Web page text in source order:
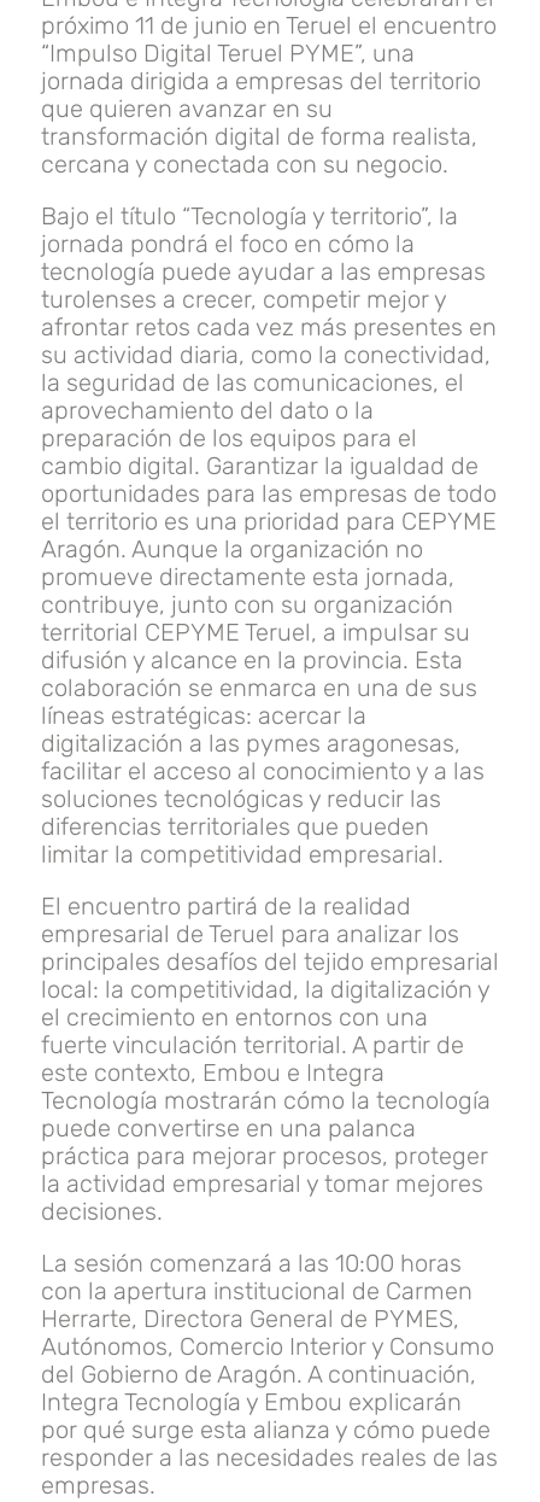
próximo 11 de junio en Teruel el encuentro
“Impulso Digital Teruel PYME”, una
jornada dirigida a empresas del territorio
que quieren avanzar en su
transformación digital de forma realista,
cercana y conectada con su negocio.
Bajo el título “Tecnología y territorio”, la
jornada pondrá el foco en cómo la
tecnología puede ayudar a las empresas
turolenses a crecer, competir mejor y
afrontar retos cada vez más presentes en
su actividad diaria, como la conectividad,
la seguridad de las comunicaciones, el
aprovechamiento del dato o la
preparación de los equipos para el
cambio digital. Garantizar la igualdad de
oportunidades para las empresas de todo
el territorio es una prioridad para CEPYME
Aragón. Aunque la organización no
promueve directamente esta jornada,
contribuye, junto con su organización
territorial CEPYME Teruel, a impulsar su
difusión y alcance en la provincia. Esta
colaboración se enmarca en una de sus
líneas estratégicas: acercar la
digitalización a las pymes aragonesas,
facilitar el acceso al conocimiento y a las
soluciones tecnológicas y reducir las
diferencias territoriales que pueden
limitar la competitividad empresarial.
El encuentro partirá de la realidad
empresarial de Teruel para analizar los
principales desafíos del tejido empresarial
local: la competitividad, la digitalización y
el crecimiento en entornos con una
fuerte vinculación territorial. A partir de
este contexto, Embou e Integra
Tecnología mostrarán cómo la tecnología
puede convertirse en una palanca
práctica para mejorar procesos, proteger
la actividad empresarial y tomar mejores
decisiones.
La sesión comenzará a las 10:00 horas
con la apertura institucional de Carmen
Herrarte, Directora General de PYMES,
Autónomos, Comercio Interior y Consumo
del Gobierno de Aragón. A continuación,
Integra Tecnología y Embou explicarán
por qué surge esta alianza y cómo puede
responder a las necesidades reales de las
empresas.